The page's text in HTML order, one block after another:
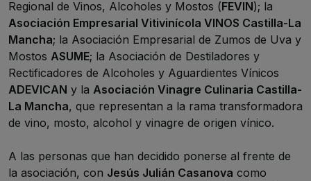
Regional de Vinos, Alcoholes y Mostos (FEVIN); la
Asociación Empresarial Vitivinícola VINOS Castilla-La
Mancha; la Asociación Empresarial de Zumos de Uva y
Mostos ASUME; la Asociación de Destiladores y
Rectificadores de Alcoholes y Aguardientes Vínicos
ADEVICAN y la Asociación Vinagre Culinaria Castilla-
La Mancha, que representan a la rama transformadora
de vino, mosto, alcohol y vinagre de origen vínico.
A las personas que han decidido ponerse al frente de
la asociación, con Jesús Julián Casanova como